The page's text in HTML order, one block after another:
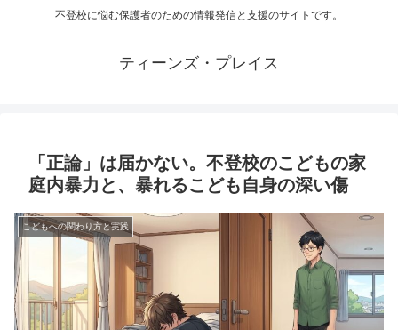
不登校に悩む保護者のための情報発信と支援のサイトです。
ティーンズ・プレイス
「正論」は届かない。不登校のこどもの家
庭内暴力と、暴れるこども自身の深い傷
こどもへの関わり方と実践